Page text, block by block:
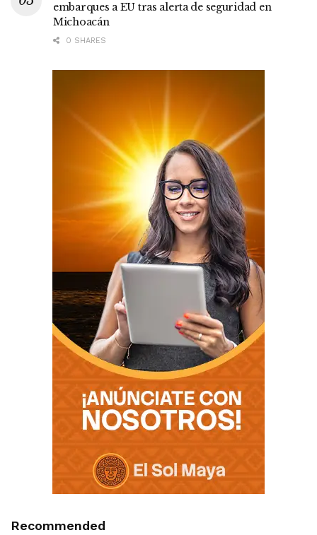
embarques a EU tras alerta de seguridad en
Michoacán
0 SHARES
Recommended